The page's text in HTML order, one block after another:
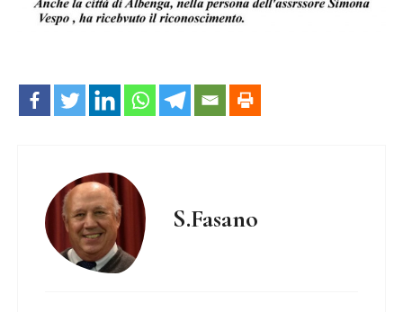
S.Fasano